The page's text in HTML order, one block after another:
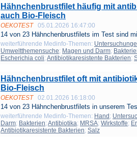
Hähnchenbrustfilet häufig mit
auch Bio-Fleisch
OEKOTEST 05.01.2026 16:47:00
14 von 23 Hähnchenbrustfilets im Test sind
weiterführende Medinfo-Themen:
Umweltthemensuche; Magen und Darm;
Escherichia coli; Antibiotikaresistente Bakterien;
Hähnchenbrustfilet oft mit
Bio-Fleisch
OEKOTEST 02.01.2026 16:18:00
14 von 23 Hähnchenbrustfilets in unserem
weiterführende Medinfo-Themen: Hand ;
Darm; Bakterien; Antibiotika; MRSA; Wirkstoffe;
Antibiotikaresistente Bakterien; Salz